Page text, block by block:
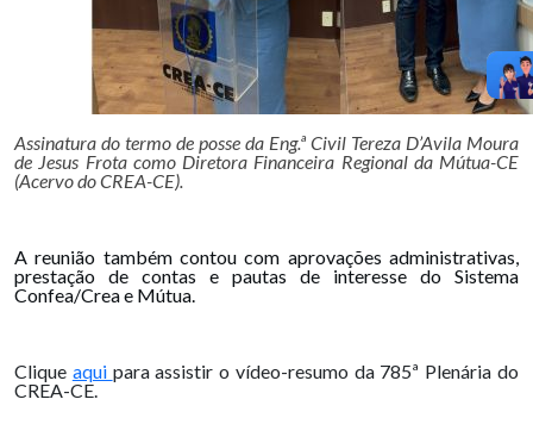
Assinatura do termo de posse da Eng.ª Civil Tereza D’Avila Moura
de Jesus Frota como Diretora Financeira Regional da Mútua-CE
(Acervo do CREA-CE).
A reunião também contou com aprovações administrativas,
prestação de contas e pautas de interesse do Sistema
Confea/Crea e Mútua.
Clique aqui para assistir o vídeo-resumo da 785ª Plenária do
CREA-CE.